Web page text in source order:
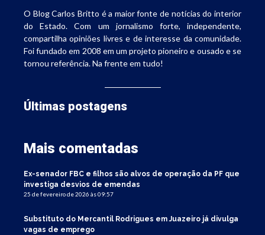
O Blog Carlos Britto é a maior fonte de notícias do interior
do Estado. Com um jornalismo forte, independente,
compartilha opiniões livres e de interesse da comunidade.
Foi fundado em 2008 em um projeto pioneiro e ousado e se
tornou referência. Na frente em tudo!
Últimas postagens
Mais comentadas
Ex-senador FBC e filhos são alvos de operação da PF que
investiga desvios de emendas
25 de fevereiro de 2026 às 09:57
Substituto do Mercantil Rodrigues em Juazeiro já divulga
vagas de emprego